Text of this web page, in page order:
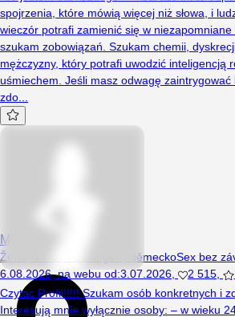
spojrzenia, które mówią więcej niż słowa, i
wieczór potrafi zamienić się w
szukam zobowiązań. Szukam chemii,
mężczyzny, który potrafi uwodzić inteligencją
uśmiechem. Jeśli masz odwagę
zdo...
MysticGirL
Žena, 34 let, Reutlingen, NěmeckoSex bez
6.08.2026,na webu od:3.07.2026 2 515
Czytac Profil!!!!! Szukam osób konkretnych i
Interesują mnie wyłącznie osoby: – w wieku